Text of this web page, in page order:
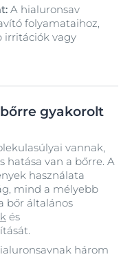
A hialuronsav
folyamataihoz,
irritációk vagy
gyakorolt
vannak,
hatása van a bőrre. A
használata
mind a mélyebb
bőr általános
és
három